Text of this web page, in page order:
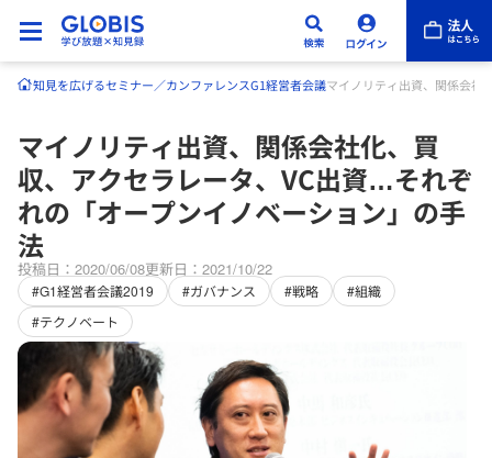
知見を広げるセミナー／カンファレンスG1経営者会議マイノリティ出資、関係会社
マイノリティ出資、関係会社化、買
収、アクセラレータ、VC出資…それぞ
れの「オープンイノベーション」の手
法
投稿日：2020/06/08更新日：2021/10/22
#G1経営者会議2019 #ガバナンス #戦略
#組織
#テクノベート